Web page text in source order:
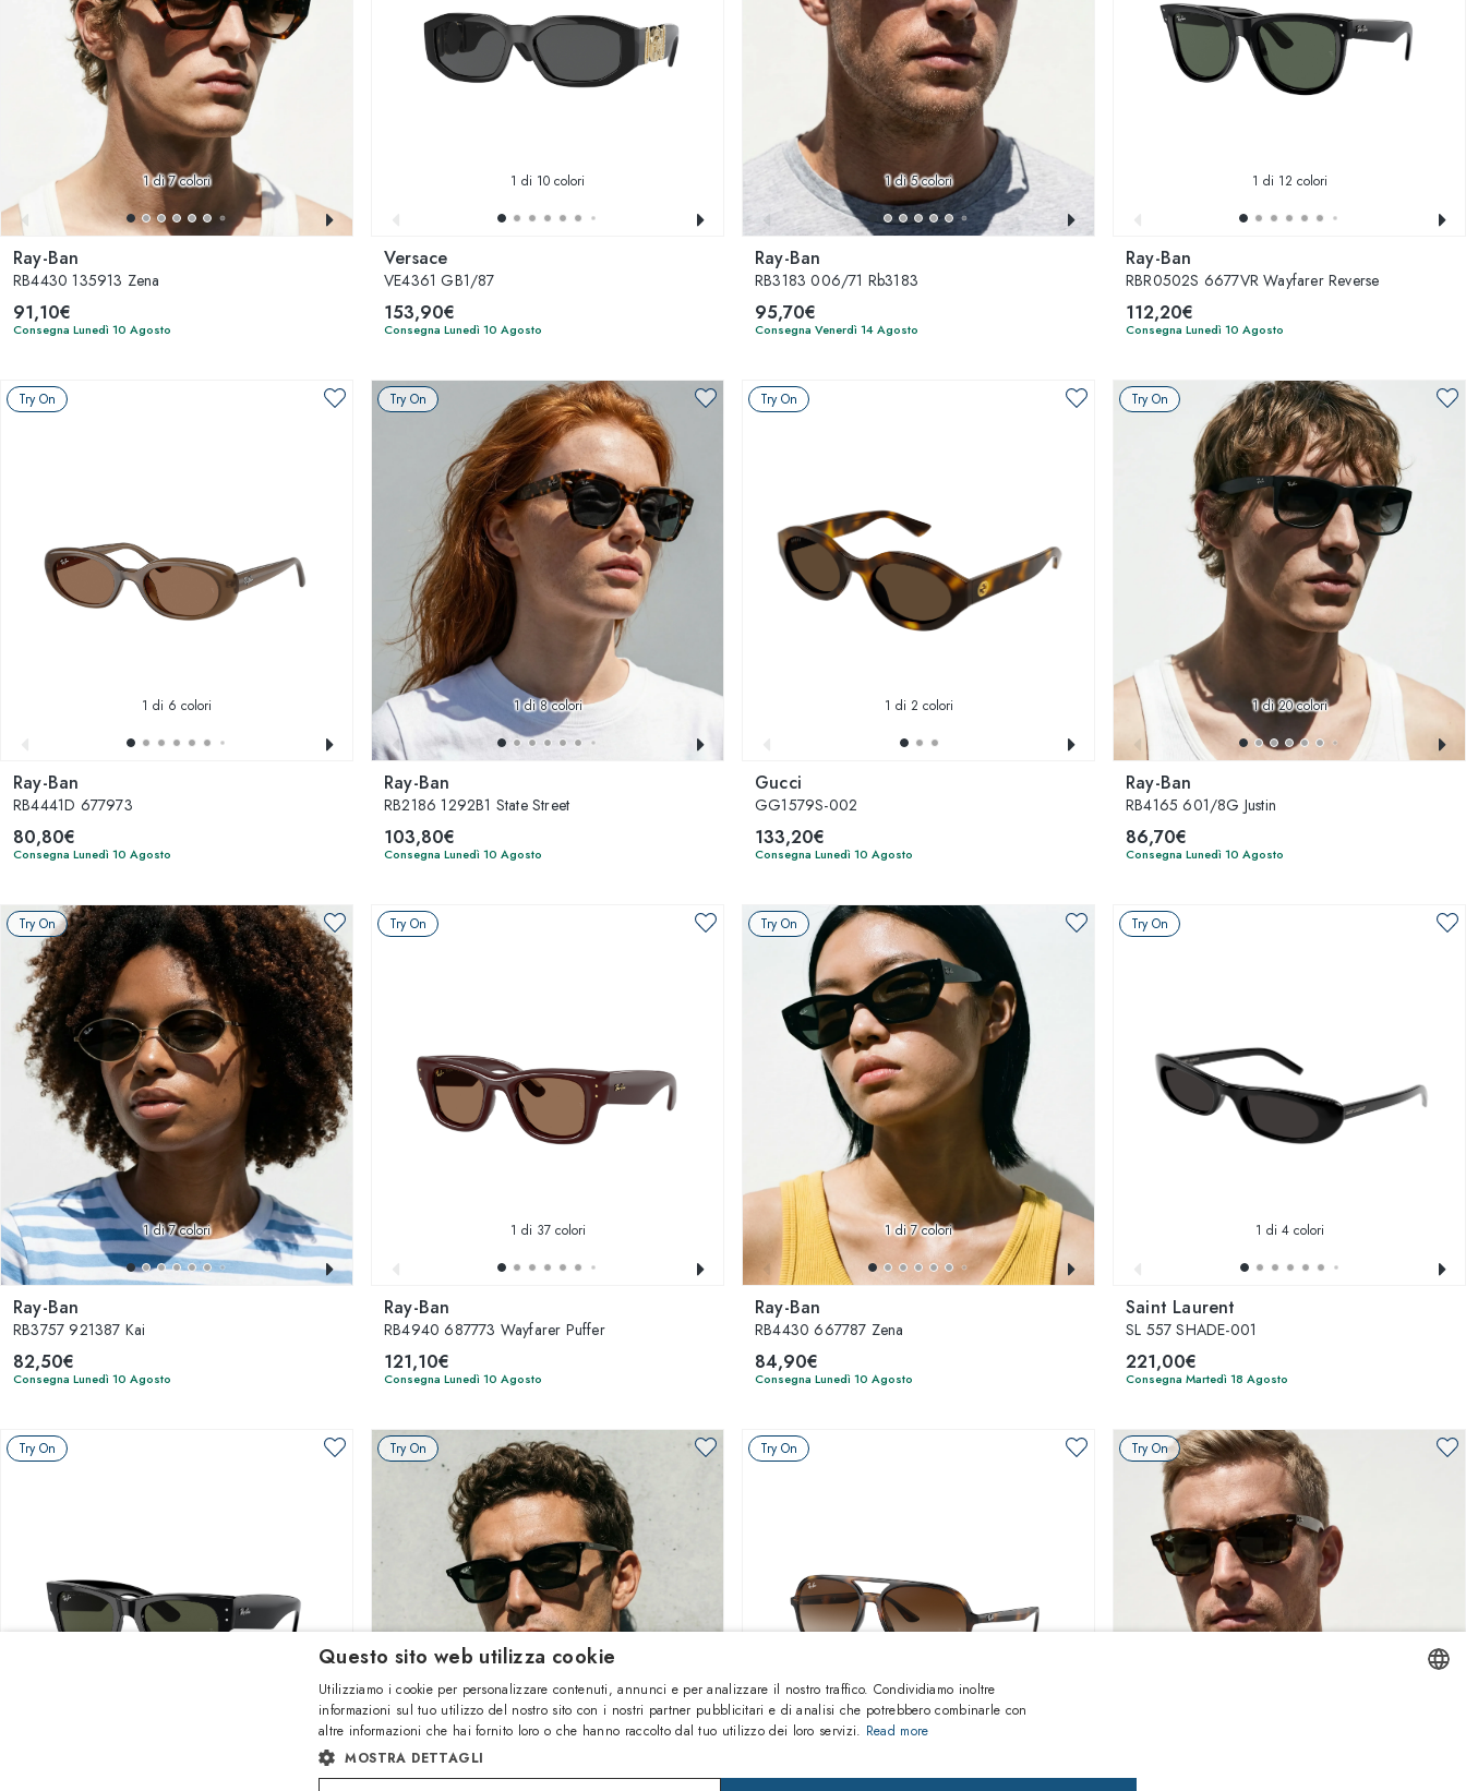
1di 7 colori
Ray-Ban
RB4430 135913 Zena
91,10€
Consegna Lunedì 10 Agosto
1 di 10 colori
Versace
VE4361 GB1/87
153,90€
Consegna Lunedì 10 Agosto
1di 5 colori
Ray-Ban
RB3183 006/71 Rb3183
95,70€
Consegna Venerdì 14 Agosto
1 di 12 colori
Ray-Ban
RBR0502S 6677VR Wayfarer Reverse
112,20€
Consegna Lunedì 10 Agosto
Try On
1 di 6 colori
Ray-Ban
RB4441D 677973
80,80€
Consegna Lunedì 10 Agosto
Try On
1di 8 colori
Ray-Ban
RB2186 1292B1 State Street
103,80€
Consegna Lunedì 10 Agosto
Try On
1 di 2 colori
Gucci
GG1579S-002
133,20€
Consegna Lunedì 10 Agosto
Try On
1di 20 colori
Ray-Ban
RB4165 601/8G Justin
86,70€
Consegna Lunedì 10 Agosto
Try On
1di 7 colori
Ray-Ban
RB3757 921387 Kai
82,50€
Consegna Lunedì 10 Agosto
Try On
1 di 37 colori
Ray-Ban
RB4940 687773 Wayfarer Puffer
121,10€
Consegna Lunedì 10 Agosto
Try On
1di 7 colori
Ray-Ban
RB4430 667787 Zena
84,90€
Consegna Lunedì 10 Agosto
Try On
1 di 4 colori
Saint Laurent
SL 557 SHADE-001
221,00€
Consegna Martedì 18 Agosto
Try On Try On Try On Try On
Questo sito web utilizza cookie
Utilizziamo i cookie per personalizzare contenuti, annunci e per analizzare il nostro traffico. Condividiamo inoltre
informazioni sul tuo utilizzo del nostro sito con i nostri partner pubblicitari e di analisi che potrebbero combinarle con
altre informazioni che hai fornito loro o che hanno raccolto dal tuo utilizzo dei loro servizi. Read more
MOSTRA DETTAGLI